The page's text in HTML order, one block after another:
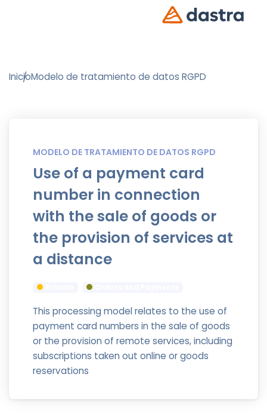
InicioModelo de tratamiento de datos RGPD
MODELO DE TRATAMIENTO DE DATOS RGPD
Use of a payment card
number in connection
with the sale of goods or
the provision of services at
a distance
This processing model relates to the use of
payment card numbers in the sale of goods
or the provision of remote services, including
subscriptions taken out online or goods
reservations